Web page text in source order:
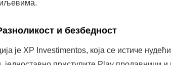
ваша питања брзо одговори. Стога, ако
и једноставност